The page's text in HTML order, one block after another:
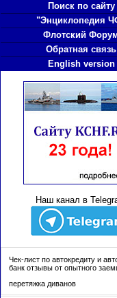
Поиск по сайту
"Энциклопедия
Флотский
Обратная связь
English version
Наш канал в
Чек-лист по автокредиту и
банк отзывыот опытного
перетяжкадиванов